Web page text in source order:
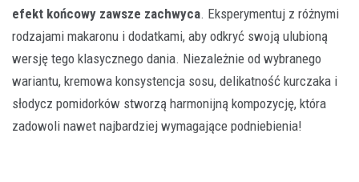
efekt końcowy zawsze zachwyca. Eksperymentuj z różnymi
rodzajami makaronu i dodatkami, aby odkryć swoją ulubioną
wersję tego klasycznego dania. Niezależnie od wybranego
wariantu, kremowa konsystencja sosu, delikatność kurczaka i
słodycz pomidorków stworzą harmonijną kompozycję, która
zadowoli nawet najbardziej wymagające podniebienia!